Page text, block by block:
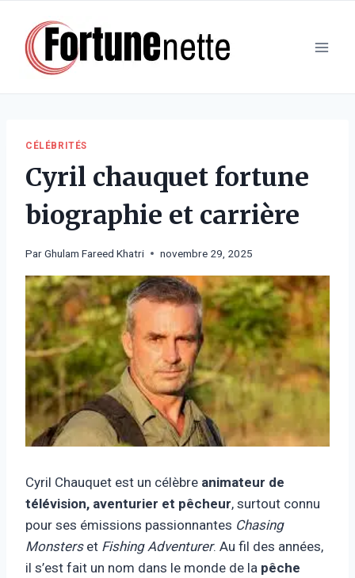
contenu
CÉLÉBRITÉS
Cyril chauquet fortune
biographie et carrière
ParGhulam Fareed Khatri novembre 29, 2025
Cyril Chauquet est un célèbre animateur de
télévision, aventurier et pêcheur, surtout connu
pour ses émissions passionnantes Chasing
Monsterset Fishing Adventurer. Au fil des années,
il s’est fait un nom dans le monde de la pêche